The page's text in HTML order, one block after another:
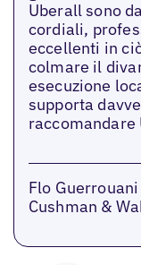
Uberall sono
cordiali,
eccellenti in
colmare il
esecuzione
supporta
Flo Guerrouani
Cushman &